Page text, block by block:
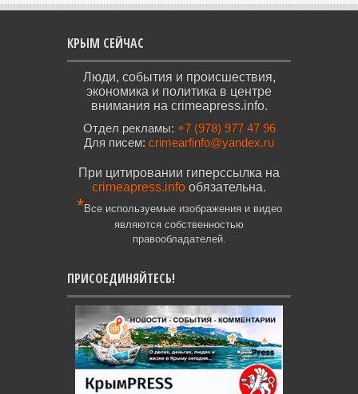
КРЫМ СЕЙЧАС
Люди, события и происшествия,
экономика и политика в центре
внимания на crimeapress.info.
Отдел рекламы: +7 (978) 977 47 96
Для писем: crimearfinfo@yandex.ru
При цитировании гиперссылка на
crimeapress.info обязательна.
*Все используемые изображения и видео
являются собственностью
правообладателей.
ПРИСОЕДИНЯЙТЕСЬ!